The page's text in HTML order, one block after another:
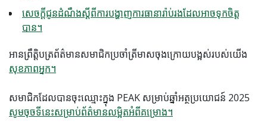
សេចក្តីជូនដំណឹងស្តីពីការបង្ហាញការធានារ៉ាប់រងដែលអាចទុកចិត្ត
បាន។
អាន​ព្រឹត្តិបត្រ​ព័ត៌មាន​សមាជិក​ប្រចាំ​ត្រីមាស​ចុងក្រោយ​បង្អស់​របស់​យើង
សុខភាពអ្នក​។
សមាជិកដែលបានចុះឈ្មោះក្នុង PEAK សម្រាប់ឆ្នាំអត្ថប្រយោជន៍ 2025
សូមចុចទីនេះសម្រាប់ព័ត៌មានលម្អិតអំពីគម្រោង។